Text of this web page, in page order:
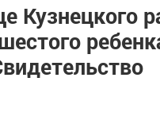
Кузнецкого